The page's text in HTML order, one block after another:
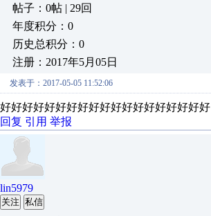
帖子：0帖 | 29回
年度积分：0
历史总积分：0
注册：2017年5月05日
发表于：2017-05-05 11:52:06
好好好好好好好好好好好好好好好好好好好
回复 引用 举报
lin5979
关注 私信